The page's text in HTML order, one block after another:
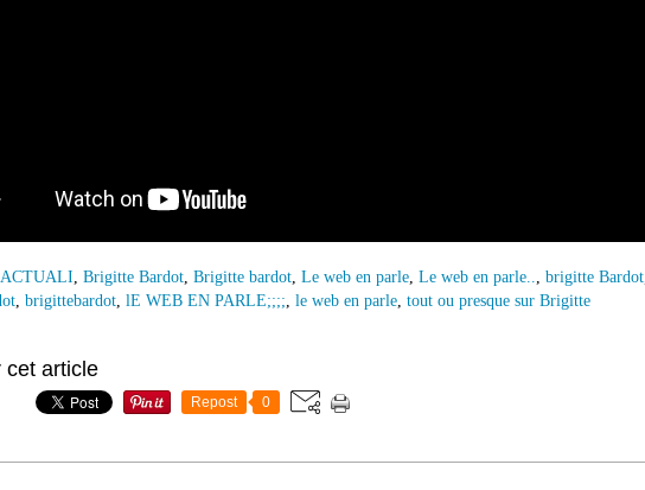
ACTUALI Brigitte Bardot Brigitte bardot Le web en parle Le web en parle.. brigitte Bardot
brigittebardot lE WEB EN PARLE;;;; le web en parle tout ou presque sur Brigitte
cet article
Repost 0